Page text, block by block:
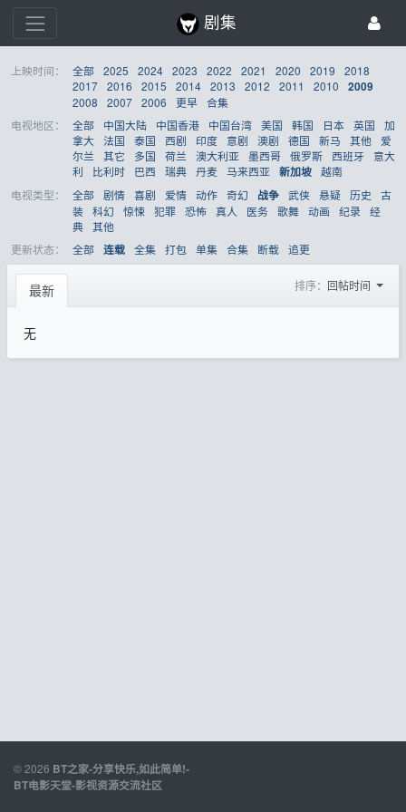
剧集
上映时间： 全部 2025 2024 2023 2022 2021 2020 2019
2018
2017 2016 2015 2014 2013 2012 2011 2010
2009
2008
2007 2006 更早 合集
电视地区：
全部 中国大陆 中国香港 中国台湾 美国 韩国 日本 英国
加
拿大 法国 泰国 西剧 印度 意剧 澳剧 德国 新马 其他
爱
尔兰
其它 多国 荷兰 澳大利亚 墨西哥 俄罗斯 西班牙
意大
利
比利时 巴西 瑞典 丹麦 马来西亚 新加坡 越南
电视类型：
全部 剧情 喜剧 爱情 动作 奇幻 战争 武侠 悬疑 历史
古
装 科幻 惊悚 犯罪 恐怖 真人 医务 歌舞 动画 纪录 经
典 其他
更新状态：
全部 连载 全集 打包 单集 合集 断载 追更
最新 排序： 回帖时间
无
© 2026 BT之家-分享快乐,如此简单!-
BT电影天堂-影视资源交流社区